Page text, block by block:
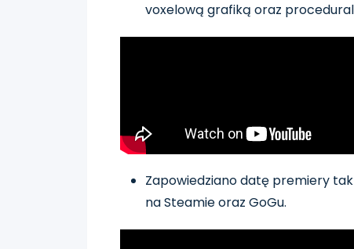
voxelową grafiką oraz
Zapowiedziano datę premiery
na Steamie oraz GoGu.